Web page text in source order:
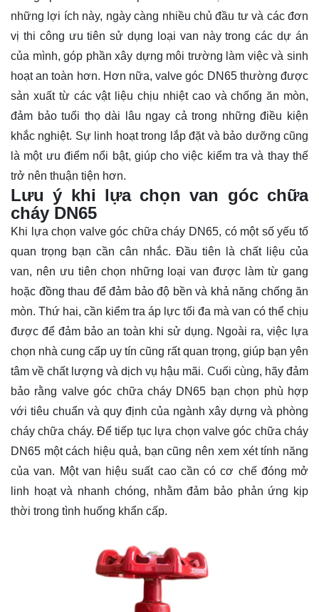
những lợi ích này, ngày càng nhiều chủ đầu tư và các đơn
vị thi công ưu tiên sử dụng loại van này trong các dự án
của mình, góp phần xây dựng môi trường làm việc và sinh
hoạt an toàn hơn. Hơn nữa, valve góc DN65 thường được
sản xuất từ các vật liệu chịu nhiệt cao và chống ăn mòn,
đảm bảo tuổi thọ dài lâu ngay cả trong những điều kiện
khắc nghiệt. Sự linh hoạt trong lắp đặt và bảo dưỡng cũng
là một ưu điểm nổi bật, giúp cho việc kiểm tra và thay thế
trở nên thuận tiện hơn.
Lưu ý khi lựa chọn van góc chữa
cháy DN65
Khi lựa chọn valve góc chữa cháy DN65, có một số yếu tố
quan trọng bạn cần cân nhắc. Đầu tiên là chất liệu của
van, nên ưu tiên chọn những loại van được làm từ gang
hoặc đồng thau để đảm bảo độ bền và khả năng chống ăn
mòn. Thứ hai, cần kiểm tra áp lực tối đa mà van có thể chịu
được để đảm bảo an toàn khi sử dụng. Ngoài ra, việc lựa
chọn nhà cung cấp uy tín cũng rất quan trọng, giúp bạn yên
tâm về chất lượng và dịch vụ hậu mãi. Cuối cùng, hãy đảm
bảo rằng valve góc chữa cháy DN65 bạn chọn phù hợp
với tiêu chuẩn và quy định của ngành xây dựng và phòng
cháy chữa cháy. Để tiếp tục lựa chọn valve góc chữa cháy
DN65 một cách hiệu quả, bạn cũng nên xem xét tính năng
của van. Một van hiệu suất cao cần có cơ chế đóng mở
linh hoạt và nhanh chóng, nhằm đảm bảo phản ứng kịp
thời trong tình huống khẩn cấp.